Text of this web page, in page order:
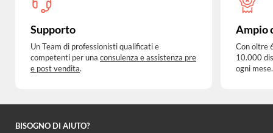
Supporto
Un Team di professionisti qualificati e
competenti per una consulenza e assistenza pre
e post vendita.
Ampio
Con oltre
10.000
ogni mese.
BISOGNO DI AIUTO?